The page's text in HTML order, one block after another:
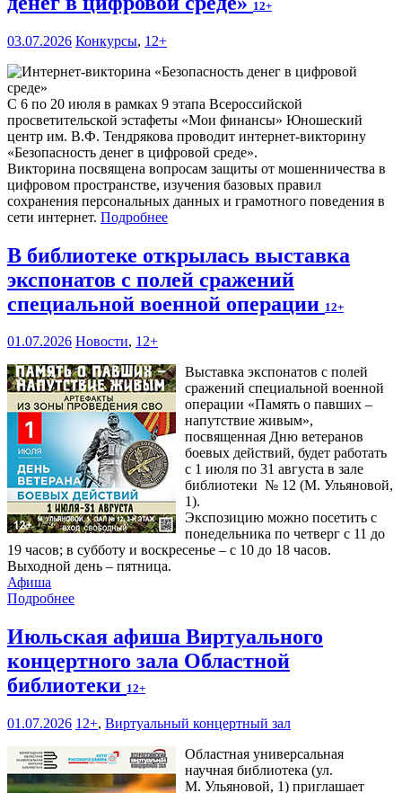
12+
03.07.2026 Конкурсы, 12+
С 6 по 20 июля в рамках 9 этапа Всероссийской
просветительской эстафеты «Мои финансы» Юношеский
центр им. В.Ф. Тендрякова проводит интернет-викторину
«Безопасность денег в цифровой среде».
Викторина посвящена вопросам защиты от мошенничества в
цифровом пространстве, изучения базовых правил
сохранения персональных данных и грамотного поведения в
сети интернет. Подробнее
В библиотеке открылась выставка
экспонатов с полей сражений
специальной военной операции 12+
01.07.2026 Новости, 12+
Выставка экспонатов с полей
сражений специальной военной
операции «Память о павших –
напутствие живым»,
посвященная Дню ветеранов
боевых действий, будет работать
с 1 июля по 31 августа в зале
библиотеки № 12 (М. Ульяновой,
1).
Экспозицию можно посетить с
понедельника по четверг с 11 до
19 часов; в субботу и воскресенье – с 10 до 18 часов.
Выходной день – пятница.
Афиша
Подробнее
Июльская афиша Виртуального
концертного зала Областной
библиотеки 12+
01.07.2026 12+, Виртуальный концертный зал
Областная универсальная
научная библиотека (ул.
М. Ульяновой, 1) приглашает